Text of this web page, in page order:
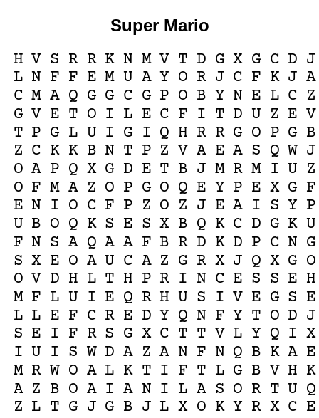
Super Mario
H V S R R K N M V T D G X G C D J
L N F F E M U A Y O R J C F K J A
C M A Q G G C G P O B Y N E L C Z
G V E T O I L E C F I T D U Z E V
T P G L U I G I Q H R R G O P G B
Z C K K B N T P Z V A E A S Q W J
O A P Q X G D E T B J M R M I U Z
O F M A Z O P G O Q E Y P E X G F
E N I O C F P Z O Z J E A I S Y P
U B O Q K S E S X B Q K C D G K U
F N S A Q A A F B R D K D P C N G
S X E O A U C A Z G R X J Q X G O
O V D H L T H P R I N C E S S E H
M F L U I E Q R H U S I V E G S E
L L E F C R E D Y Q N F Y T O D J
S E I F R S G X C T T V L Y Q I X
I U I S W D A Z A N F N Q B K A E
M R W O A L K T I F T L G B V H K
A Z B O A I A N I L A S O R T U Q
Z L T G J G B J L X O K Y R X C E